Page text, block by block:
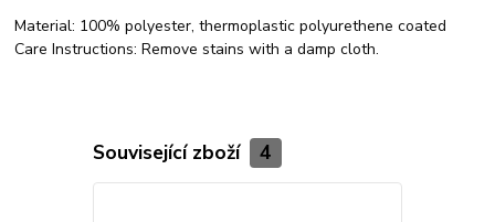
Material: 100% polyester, thermoplastic polyurethene coated
Care Instructions:Remove stains with a damp cloth.
Související zboží 4